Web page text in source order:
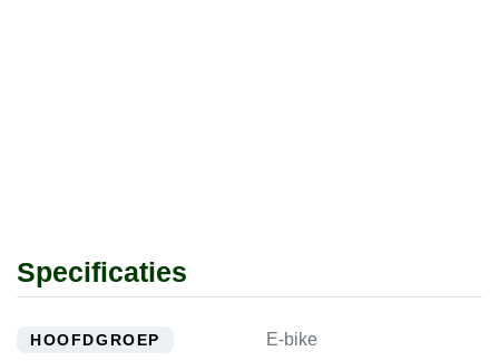
Specificaties
HOOFDGROEP E-bike